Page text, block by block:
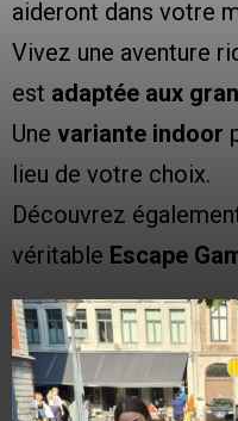
aideront dans votre
Vivez une aventure
est adaptée aux
Une variante indoor
lieu de votre choix.
Découvrez
véritable Escape